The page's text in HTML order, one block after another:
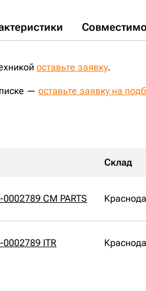
оставьте заявку.
— оставьте заявку на
Склад
CM PARTS
ITR